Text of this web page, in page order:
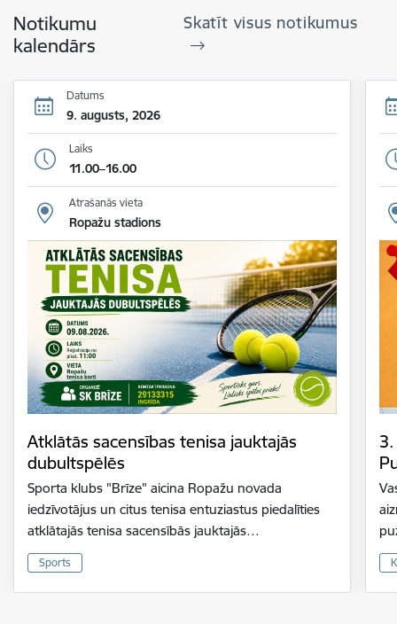
Notikumu
kalendārs
Skatīt visus notikumus
Datums
9. augusts, 2026
Laiks
11.00–16.00
Atrašanās vieta
Ropažu stadions
Atklātās sacensības tenisa jauktajās
dubultspēlēs
Sporta klubs "Brīze" aicina Ropažu novada
iedzīvotājus un citus tenisa entuziastus piedalīties
atklātajās tenisa sacensībās jauktajās…
Sports